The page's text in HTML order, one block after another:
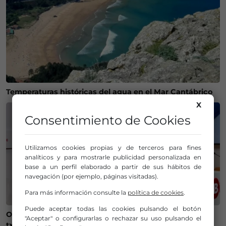
Temperaturas históricas del agua en el Mar Cantábrico
Onintza Enbeita y Ainhoa Urrejola, pregonera y
X
Consentimiento de Cookies
Utilizamos cookies propias y de terceros para fines
analíticos y para mostrarle publicidad personalizada en
base a un perfil elaborado a partir de sus hábitos de
navegación (por ejemplo, páginas visitadas).
Para más información consulte la política de cookies.
Puede aceptar todas las cookies pulsando el botón
"Aceptar" o configurarlas o rechazar su uso pulsando el